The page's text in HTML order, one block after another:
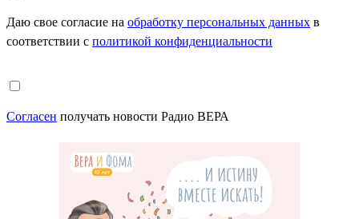
Даю свое согласие на обработку персональных данных в
соответствии с политикой конфиденциальности
Согласен получать новости Радио ВЕРА